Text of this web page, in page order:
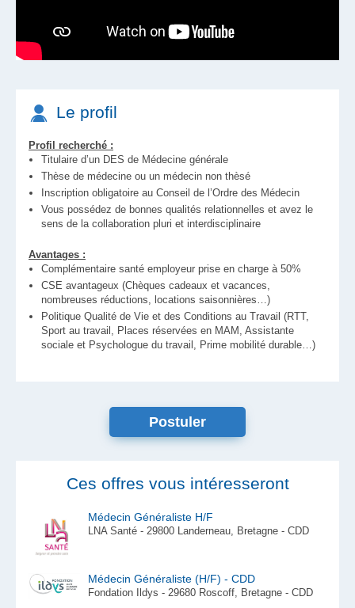
Le profil
Profil recherché :
Titulaire d’un DES de Médecine générale
Thèse de médecine ou un médecin non thèsé
Inscription obligatoire au Conseil de l’Ordre des Médecin
Vous possédez de bonnes qualités relationnelles et avez le
sens de la collaboration pluri et interdisciplinaire
Avantages :
Complémentaire santé employeur prise en charge à 50%
CSE avantageux (Chèques cadeaux et vacances,
nombreuses réductions, locations saisonnières…)
Politique Qualité de Vie et des Conditions au Travail (RTT,
Sport au travail, Places réservées en MAM, Assistante
sociale et Psychologue du travail, Prime mobilité durable…)
Postuler
Ces offres vous intéresseront
Médecin Généraliste H/F
LNA Santé - 29800 Landerneau, Bretagne - CDD
Médecin Généraliste (H/F) - CDD
Fondation Ildys - 29680 Roscoff, Bretagne - CDD